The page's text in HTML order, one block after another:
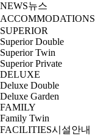
NEWS뉴스
ACCOMMODATIONS
SUPERIOR
Superior Double
Superior Twin
Superior Private
DELUXE
Deluxe Double
Deluxe Garden
FAMILY
Family Twin
FACILITIES시설안내